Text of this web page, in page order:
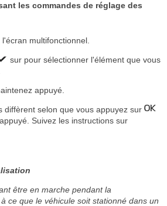
les commandes de réglage des
l'écran multifonctionnel.
sur pour sélectionner l'élément que vous
appuyé.
diffèrent selon que vous appuyez sur
Suivez les instructions sur
être en marche pendant la
ce que le véhicule soit stationné dans un